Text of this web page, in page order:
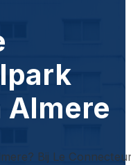
Almere
Bij Le